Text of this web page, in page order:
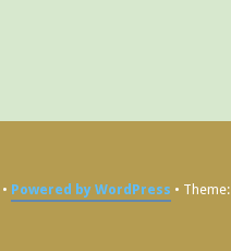
Powered by WordPress Theme: